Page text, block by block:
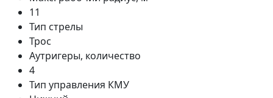
11
Тип стрелы
Трос
Аутригеры, количество
4
Тип управления КМУ